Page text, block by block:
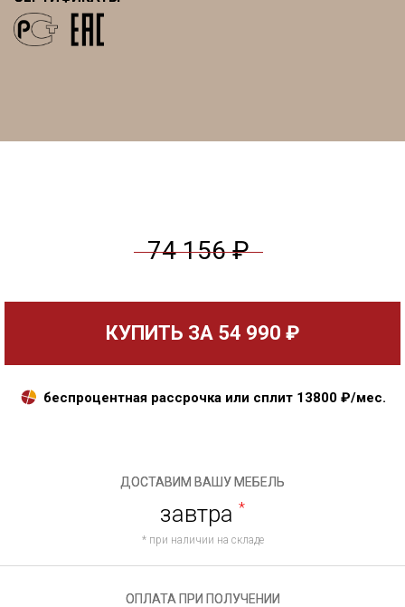
74 156 ₽
КУПИТЬ ЗА 54 990 ₽
беспроцентная рассрочка или сплит 13800₽/мес.
ДОСТАВИМ ВАШУ МЕБЕЛЬ
завтра *
* при наличии на складе
ОПЛАТА ПРИ ПОЛУЧЕНИИ